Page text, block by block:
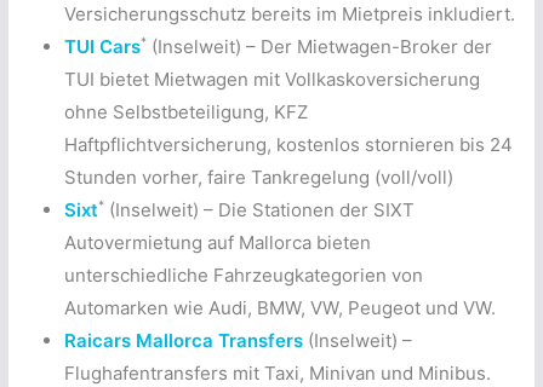
Versicherungsschutz bereits im Mietpreis inkludiert.
TUI Cars*(Inselweit) – Der Mietwagen-Broker der
TUI bietet Mietwagen mit Vollkaskoversicherung
ohne Selbstbeteiligung, KFZ
Haftpflichtversicherung, kostenlos stornieren bis 24
Stunden vorher, faire Tankregelung (voll/voll)
Sixt*(Inselweit) – Die Stationen der SIXT
Autovermietung auf Mallorca bieten
unterschiedliche Fahrzeugkategorien von
Automarken wie Audi, BMW, VW, Peugeot und VW.
Raicars Mallorca Transfers(Inselweit) –
Flughafentransfers mit Taxi, Minivan und Minibus.